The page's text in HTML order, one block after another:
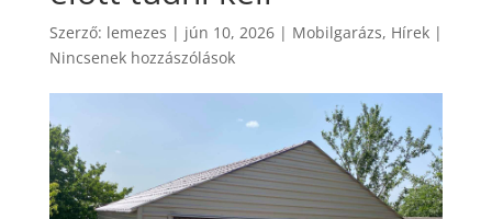
Szerző: lemezes | jún 10, 2026| Mobilgarázs, Hírek|
Nincsenek hozzászólások